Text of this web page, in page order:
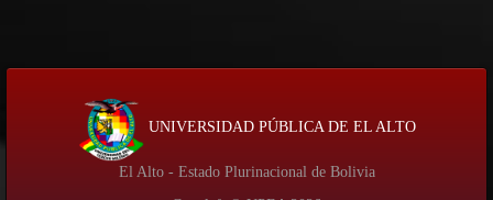
UNIVERSIDAD PÚBLICA DE EL ALTO
El Alto - Estado Plurinacional de Bolivia